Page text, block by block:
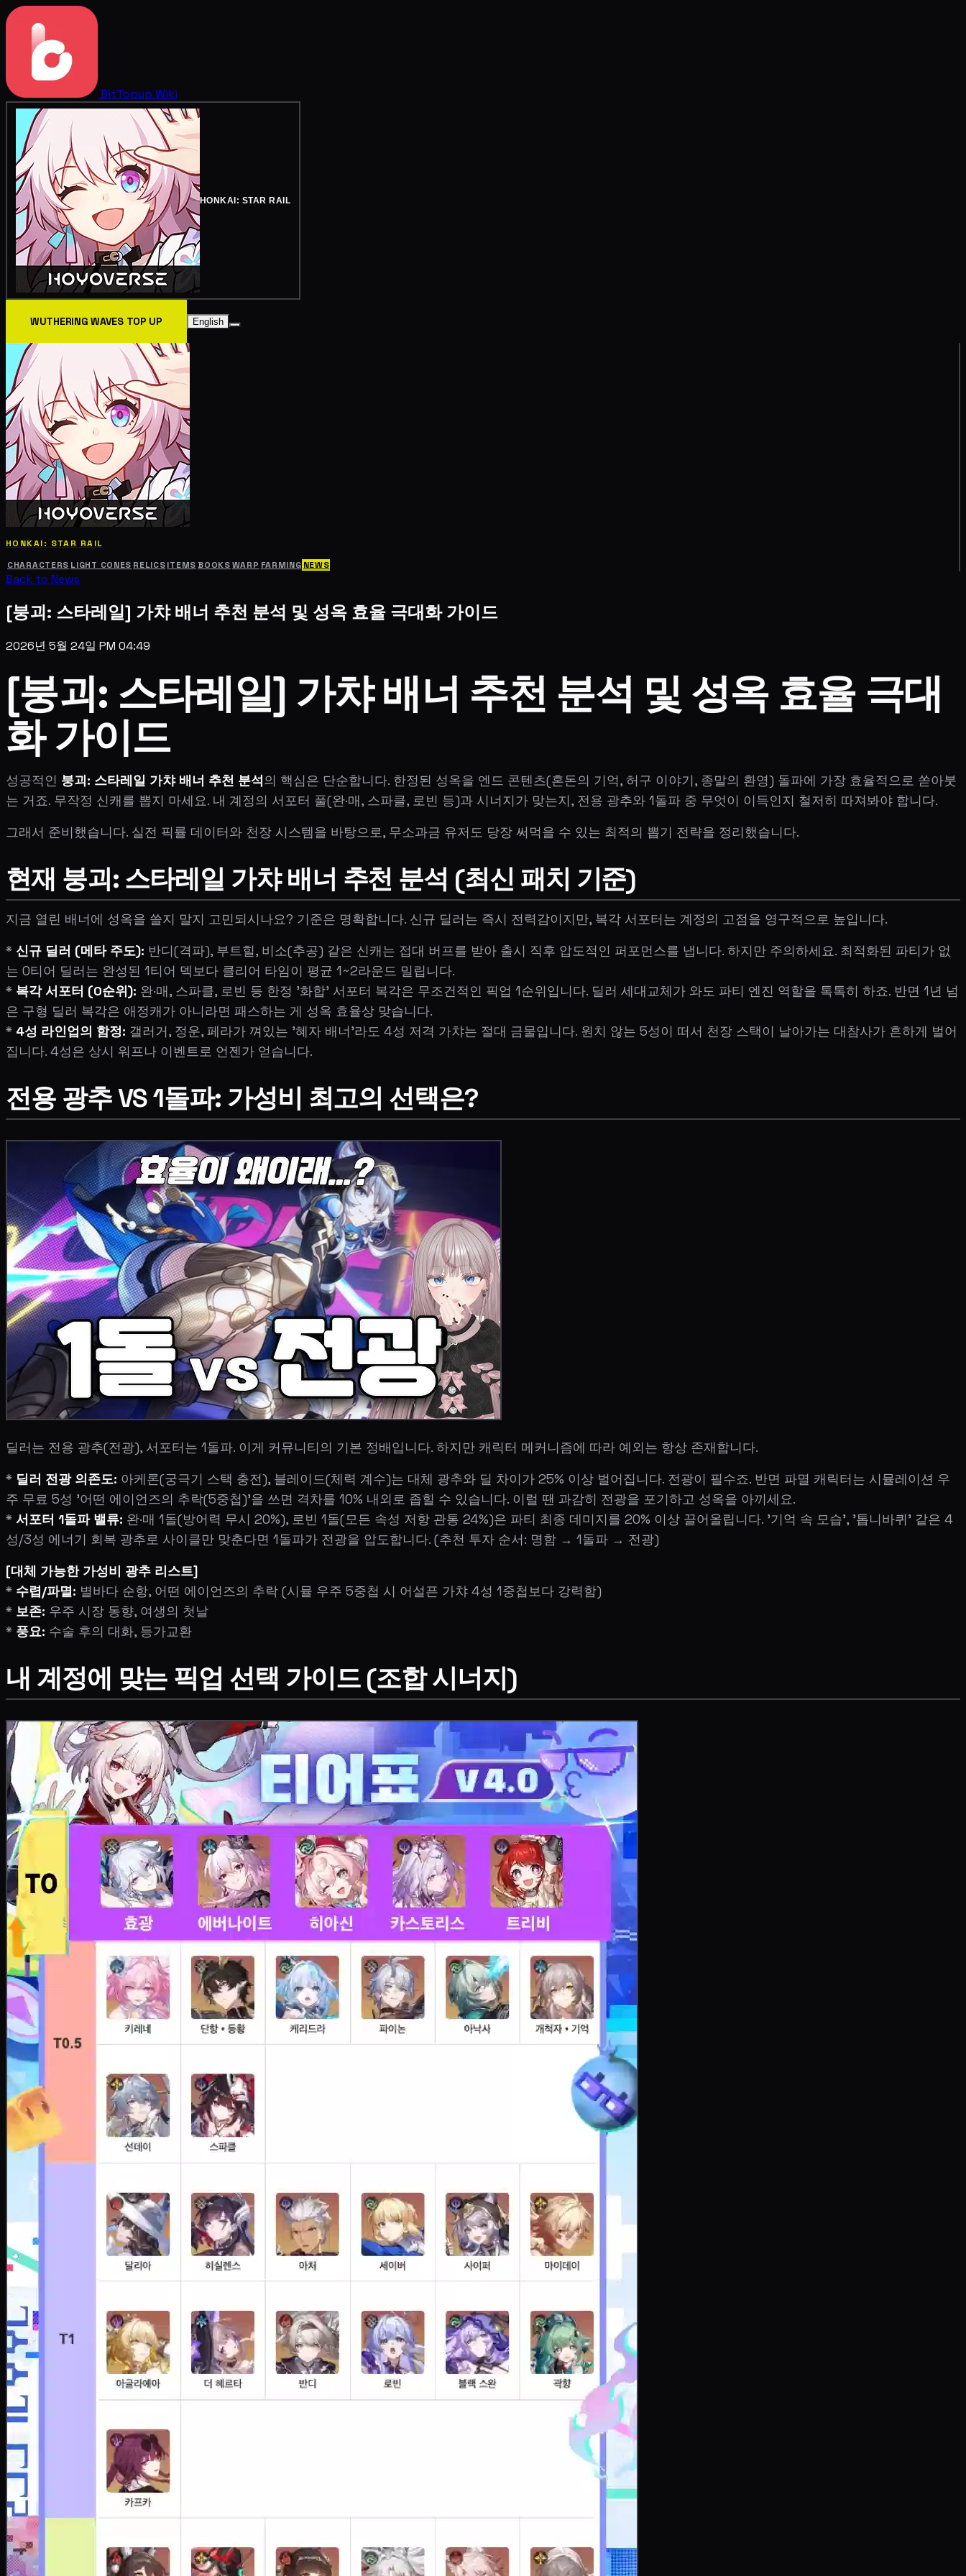
BitTopup Wiki
HONKAI: STAR RAIL
WUTHERING WAVES TOP UP English
HONKAI: STAR RAIL
CHARACTERS LIGHT CONES RELICSITEMS BOOKSWARP FARMING NEWS
Back to News
[붕괴: 스타레일] 가챠 배너 추천 분석 및 성옥 효율 극대화 가이드
2026년 5월 24일 PM 04:49
[붕괴: 스타레일] 가챠 배너 추천 분석 및 성옥 효율 극대
화 가이드
성공적인 붕괴: 스타레일 가챠 배너 추천 분석의 핵심은 단순합니다. 한정된 성옥을 엔드 콘텐츠(혼돈의 기억, 허구 이야기, 종말의 환영) 돌파에 가장 효율적으로 쏟아붓
는 거죠. 무작정 신캐를 뽑지 마세요. 내 계정의 서포터 풀(완·매, 스파클, 로빈 등)과 시너지가 맞는지, 전용 광추와 1돌파 중 무엇이 이득인지 철저히 따져봐야 합니다.
그래서 준비했습니다. 실전 픽률 데이터와 천장 시스템을 바탕으로, 무소과금 유저도 당장 써먹을 수 있는 최적의 뽑기 전략을 정리했습니다.
현재 붕괴: 스타레일 가챠 배너 추천 분석 (최신 패치 기준)
지금 열린 배너에 성옥을 쓸지 말지 고민되시나요? 기준은 명확합니다. 신규 딜러는 즉시 전력감이지만, 복각 서포터는 계정의 고점을 영구적으로 높입니다.
* 신규 딜러 (메타 주도): 반디(격파), 부트힐, 비소(추공) 같은 신캐는 접대 버프를 받아 출시 직후 압도적인 퍼포먼스를 냅니다. 하지만 주의하세요. 최적화된 파티가 없
는 0티어 딜러는 완성된 1티어 덱보다 클리어 타임이 평균 1~2라운드 밀립니다.
* 복각 서포터 (0순위): 완·매, 스파클, 로빈 등 한정 '화합' 서포터 복각은 무조건적인 픽업 1순위입니다. 딜러 세대교체가 와도 파티 엔진 역할을 톡톡히 하죠. 반면 1년 넘
은 구형 딜러 복각은 애정캐가 아니라면 패스하는 게 성옥 효율상 맞습니다.
* 4성 라인업의 함정: 갤러거, 정운, 페라가 껴있는 '혜자 배너'라도 4성 저격 가챠는 절대 금물입니다. 원치 않는 5성이 떠서 천장 스택이 날아가는 대참사가 흔하게 벌어
집니다. 4성은 상시 워프나 이벤트로 언젠가 얻습니다.
전용 광추 VS 1돌파: 가성비 최고의 선택은?
딜러는 전용 광추(전광), 서포터는 1돌파. 이게 커뮤니티의 기본 정배입니다. 하지만 캐릭터 메커니즘에 따라 예외는 항상 존재합니다.
* 딜러 전광 의존도: 아케론(궁극기 스택 충전), 블레이드(체력 계수)는 대체 광추와 딜 차이가 25% 이상 벌어집니다. 전광이 필수죠. 반면 파멸 캐릭터는 시뮬레이션 우
주 무료 5성 '어떤 에이언즈의 추락(5중첩)'을 쓰면 격차를 10% 내외로 좁힐 수 있습니다. 이럴 땐 과감히 전광을 포기하고 성옥을 아끼세요.
* 서포터 1돌파 밸류: 완·매 1돌(방어력 무시 20%), 로빈 1돌(모든 속성 저항 관통 24%)은 파티 최종 데미지를 20% 이상 끌어올립니다. '기억 속 모습', '톱니바퀴' 같은 4
성/3성 에너기 회복 광추로 사이클만 맞춘다면 1돌파가 전광을 압도합니다. (추천 투자 순서: 명함 → 1돌파 → 전광)
[대체 가능한 가성비 광추 리스트]
* 수렵/파멸: 별바다 순항, 어떤 에이언즈의 추락 (시뮬 우주 5중첩 시 어설픈 가챠 4성 1중첩보다 강력함)
* 보존: 우주 시장 동향, 여생의 첫날
* 풍요: 수술 후의 대화, 등가교환
내 계정에 맞는 픽업 선택 가이드 (조합 시너지)